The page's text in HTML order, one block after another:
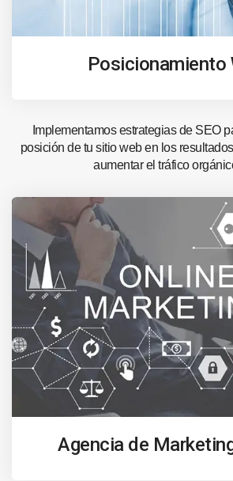
Posicionamiento
Implementamos estrategias de SEO
posición de tu sitio web en los
aumentar el tráfico
Agencia de